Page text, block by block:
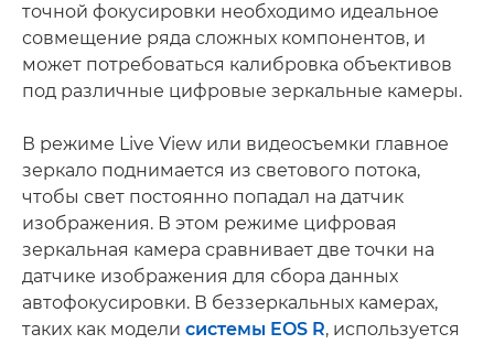
точной фокусировки необходимо идеальное
совмещение ряда сложных компонентов, и
может потребоваться калибровка объективов
под различные цифровые зеркальные камеры.
В режиме Live View или видеосъемки главное
зеркало поднимается из светового потока,
чтобы свет постоянно попадал на датчик
изображения. В этом режиме цифровая
зеркальная камера сравнивает две точки на
датчике изображения для сбора данных
автофокусировки. В беззеркальных камерах,
таких как модели системы EOS R, используется